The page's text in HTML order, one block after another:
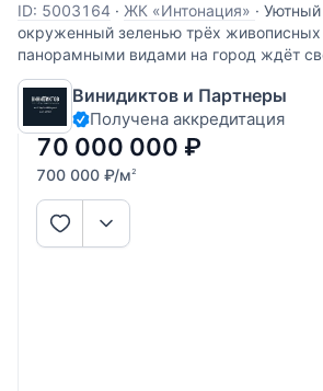
ID: 5003164 · ЖК «Интонация» · Уютный
окруженный зеленью трёх живописных
панорамными видами на город ждёт
владельцев! ПРЕИМУЩЕСТВА Стильная
2025 года: использованы материалы
делали для себя. Просторная
Винидиктов и Партнеры
Получена аккредитация
70 000 000 ₽
700 000 ₽/м2